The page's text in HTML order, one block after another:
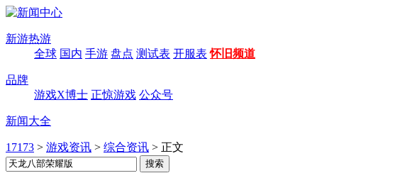
新游热游
全球 国内 手游 盘点 测试表 开服表 怀旧频道
品牌
游戏X博士 正惊游戏 公众号
新闻大全
17173 > 游戏资讯 > 综合资讯 > 正文